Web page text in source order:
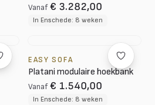
Vanaf € 3.282,00
In Enschede: 8 weken
EASY SOFA
Platani modulaire hoekbank
Vanaf € 1.540,00
In Enschede: 8 weken